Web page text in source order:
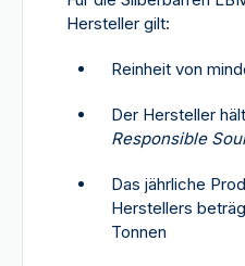
Hersteller gilt:
Reinheit von
Der Hersteller
Responsible
Das jährliche
Herstellers
Tonnen